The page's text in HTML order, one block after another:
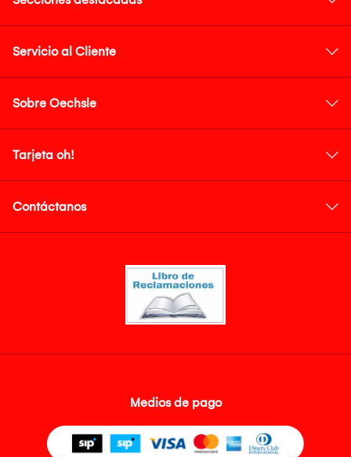
Servicio al Cliente
Sobre Oechsle
Tarjeta oh!
Contáctanos
Medios de pago